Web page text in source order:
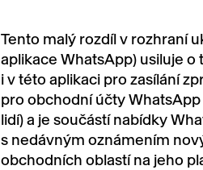
Tento malý rozdíl v rozhraní
aplikace WhatsApp) usiluje o
i v této aplikaci pro zasílání
pro obchodní účty
lidí) a je součástí nabídky
s nedávným oznámením
obchodních oblastí na jeho